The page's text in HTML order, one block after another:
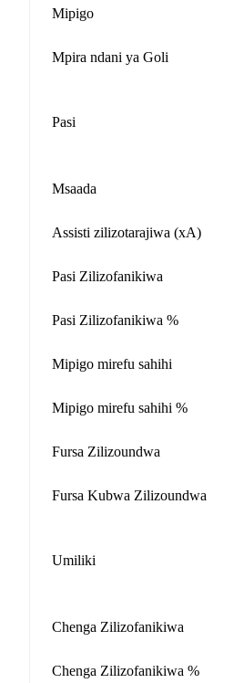
Mipigo
Mpira ndani ya Goli
Pasi
Msaada
Assisti zilizotarajiwa (xA)
Pasi Zilizofanikiwa
Pasi Zilizofanikiwa %
Mipigo mirefu sahihi
Mipigo mirefu sahihi %
Fursa Zilizoundwa
Fursa Kubwa Zilizoundwa
Umiliki
Chenga Zilizofanikiwa
Chenga Zilizofanikiwa %